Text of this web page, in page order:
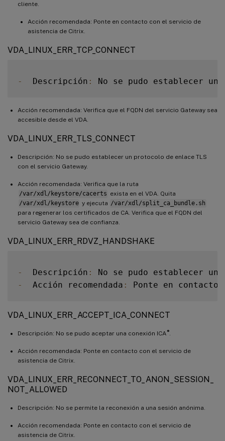
cliente.
Acción recomendada: Ponte en contacto con el servicio de
asistencia de Citrix.
VDA_LINUX_ERR_TCP_CONNECT
-
  Descripción
: No se pudo establecer
Acción recomendada: Verifica que el FQDN del servicio Gateway sea
accesible desde el VDA.
VDA_LINUX_ERR_TLS_CONNECT
Descripción: No se pudo establecer un protocolo de enlace TLS
con el servicio Gateway.
Acción recomendada: Verifica que la ruta
/var/xdl/keystore/cacerts exista en el VDA. Quita
/var/xdl/keystore y ejecuta /var/xdl/split_ca_bundle.sh
para regenerar los certificados de CA. Verifica que el FQDN del
servicio Gateway sea de confianza.
VDA_LINUX_ERR_RDVZ_HANDSHAKE
-
  Descripción
:
No se pudo establecer un
-
  Acción recomendada
: Ponte en
VDA_LINUX_ERR_ACCEPT_ICA_CONNECT
Descripción: No se pudo aceptar una conexión ICA ®.
Acción recomendada: Ponte en contacto con el servicio de
asistencia de Citrix.
VDA_LINUX_ERR_RECONNECT_TO_ANON_SESSION_
NOT_ALLOWED
Descripción: No se permite la reconexión a una sesión anónima.
Acción recomendada: Ponte en contacto con el servicio de
asistencia de Citrix.